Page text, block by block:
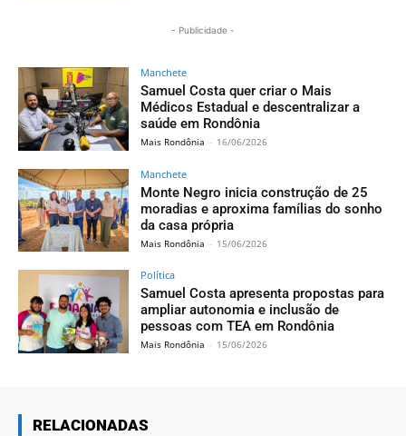
- Publicidade -
Manchete
Samuel Costa quer criar o Mais
Médicos Estadual e descentralizar a
saúde em Rondônia
Mais Rondônia - 16/06/2026
Manchete
Monte Negro inicia construção de 25
moradias e aproxima famílias do sonho
da casa própria
Mais Rondônia - 15/06/2026
Política
Samuel Costa apresenta propostas para
ampliar autonomia e inclusão de
pessoas com TEA em Rondônia
Mais Rondônia - 15/06/2026
RELACIONADAS